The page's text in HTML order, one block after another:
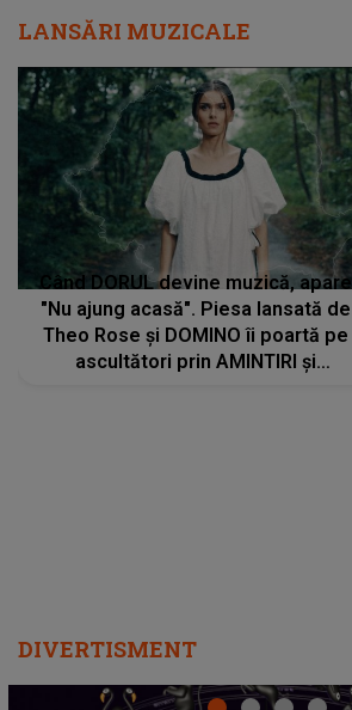
LANSĂRI MUZICALE
Când DORUL devine muzică, apare
"Nu ajung acasă". Piesa lansată de
Theo Rose și DOMINO îi poartă pe
ascultători prin AMINTIRI și
DIVERTISMENT